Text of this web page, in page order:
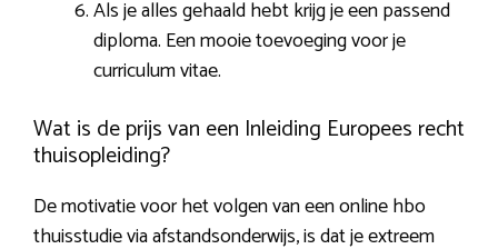
Als je alles gehaald hebt krijg je een passend
diploma. Een mooie toevoeging voor je
curriculum vitae.
Wat is de prijs van een Inleiding Europees recht
thuisopleiding?
De motivatie voor het volgen van een online hbo
thuisstudie via afstandsonderwijs, is dat je extreem